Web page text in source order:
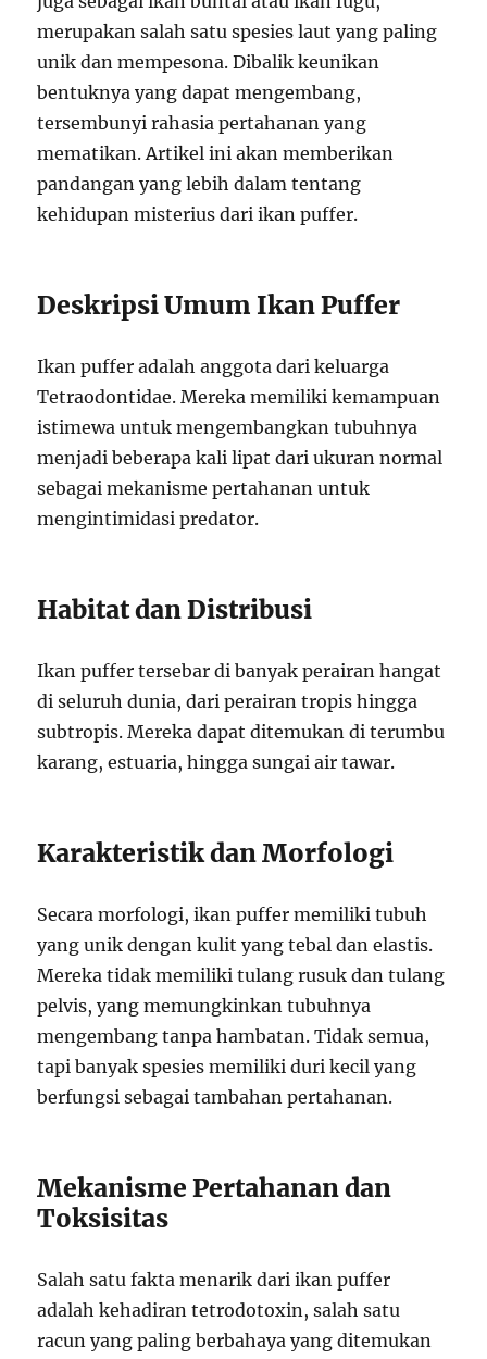
merupakan salah satu spesies laut yang paling
unik dan mempesona. Dibalik keunikan
bentuknya yang dapat mengembang,
tersembunyi rahasia pertahanan yang
mematikan. Artikel ini akan memberikan
pandangan yang lebih dalam tentang
kehidupan misterius dari ikan puffer.
Deskripsi Umum Ikan Puffer
Ikan puffer adalah anggota dari keluarga
Tetraodontidae. Mereka memiliki kemampuan
istimewa untuk mengembangkan tubuhnya
menjadi beberapa kali lipat dari ukuran normal
sebagai mekanisme pertahanan untuk
mengintimidasi predator.
Habitat dan Distribusi
Ikan puffer tersebar di banyak perairan hangat
di seluruh dunia, dari perairan tropis hingga
subtropis. Mereka dapat ditemukan di terumbu
karang, estuaria, hingga sungai air tawar.
Karakteristik dan Morfologi
Secara morfologi, ikan puffer memiliki tubuh
yang unik dengan kulit yang tebal dan elastis.
Mereka tidak memiliki tulang rusuk dan tulang
pelvis, yang memungkinkan tubuhnya
mengembang tanpa hambatan. Tidak semua,
tapi banyak spesies memiliki duri kecil yang
berfungsi sebagai tambahan pertahanan.
Mekanisme Pertahanan dan
Toksisitas
Salah satu fakta menarik dari ikan puffer
adalah kehadiran tetrodotoxin, salah satu
racun yang paling berbahaya yang ditemukan